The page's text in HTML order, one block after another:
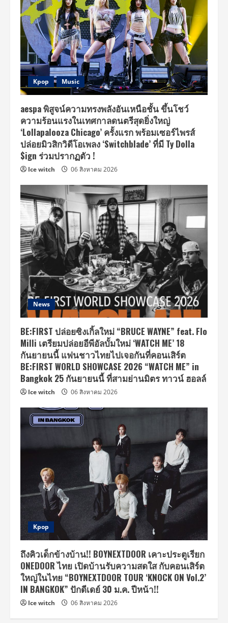
Kpop Music
aespa พิสูจน์ความทรงพลังอันเหนือชั้น ขึ้นโชว์
ความร้อนแรงในเทศกาลดนตรีสุดยิ่งใหญ่
‘Lollapalooza Chicago’ ครั้งแรก พร้อมเซอร์ไพรส์
ปล่อยมิวสิกวิดีโอเพลง ‘Switchblade’ ที่มี Ty Dolla
$ign ร่วมปรากฏตัว !
Ice witch 06 สิงหาคม 2026
News
BE:FIRST ปล่อยซิงเกิ้ลใหม่ “BRUCE WAYNE” feat. Flo
Milli เตรียมปล่อยอีพีอัลบั้มใหม่ ‘WATCH ME’ 18
กันยายนนี้ แฟนชาวไทยไปเจอกันที่คอนเสิร์ต
BE:FIRST WORLD SHOWCASE 2026 “WATCH ME” in
Bangkok 25 กันยายนนี้ ที่สามย่านมิตร ทาวน์ ฮอลล์
Ice witch 06 สิงหาคม 2026
Kpop
ถึงคิวเด็กข้างบ้าน!! BOYNEXTDOOR เคาะประตูเรียก
ONEDOOR ไทย เปิดบ้านรับความสดใส กับคอนเสิร์ต
ใหญ่ในไทย “BOYNEXTDOOR TOUR ‘KNOCK ON Vol.2’
IN BANGKOK” ปักดีเดย์ 30 ม.ค. ปีหน้า!!
Ice witch 06 สิงหาคม 2026